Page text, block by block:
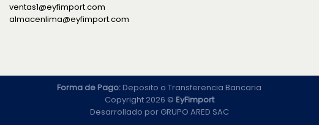
ventas1@eyfimport.com
almacenlima@eyfimport.com
Forma de Pago:Deposito o Transferencia Bancaria
Copyright 2026 © EyFimport
Desarrollado por GRUPO ARED SAC